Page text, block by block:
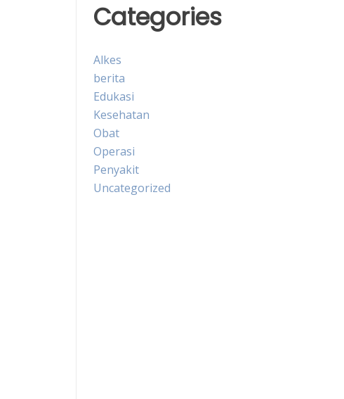
Categories
Alkes
berita
Edukasi
Kesehatan
Obat
Operasi
Penyakit
Uncategorized